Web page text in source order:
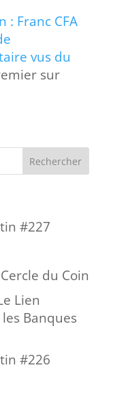
: Franc CFA
vus du
sur
#227
du Coin
Lien
Banques
#226